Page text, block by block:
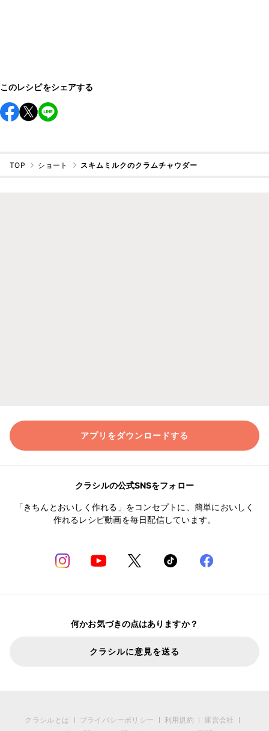
このレシピをシェアする
TOP ショート スキムミルクのクラムチャウダー
アプリをダウンロードする
クラシルの公式SNSをフォロー
「きちんとおいしく作れる」をコンセプトに、簡単においしく
作れるレシピ動画を毎日配信しています。
何かお気づきの点はありますか？
クラシルに意見を送る
クラシルとは プライバシーポリシー 利用規約
運営会社